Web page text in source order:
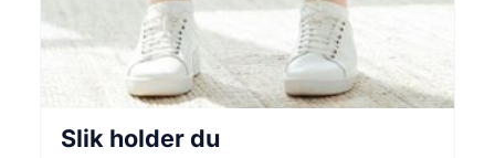
Slik holder du